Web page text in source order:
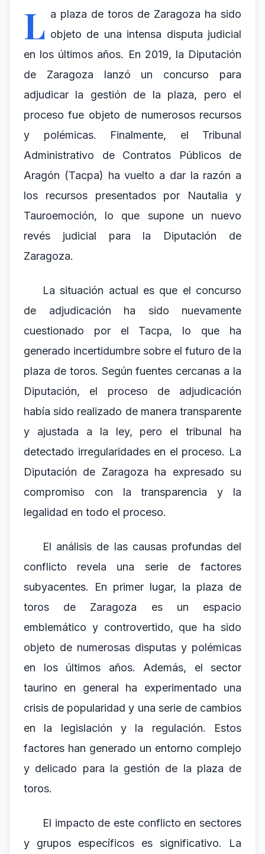
L a plaza de toros de Zaragoza ha sido
objeto de una intensa disputa judicial
en los últimos años. En 2019, la Diputación
de Zaragoza lanzó un concurso para
adjudicar la gestión de la plaza, pero el
proceso fue objeto de numerosos recursos
y polémicas. Finalmente, el Tribunal
Administrativo de Contratos Públicos de
Aragón (Tacpa) ha vuelto a dar la razón a
los recursos presentados por Nautalia y
Tauroemoción, lo que supone un nuevo
revés judicial para la Diputación de
Zaragoza.
La situación actual es que el concurso
de adjudicación ha sido nuevamente
cuestionado por el Tacpa, lo que ha
generado incertidumbre sobre el futuro de la
plaza de toros. Según fuentes cercanas a la
Diputación, el proceso de adjudicación
había sido realizado de manera transparente
y ajustada a la ley, pero el tribunal ha
detectado irregularidades en el proceso. La
Diputación de Zaragoza ha expresado su
compromiso con la transparencia y la
legalidad en todo el proceso.
El análisis de las causas profundas del
conflicto revela una serie de factores
subyacentes. En primer lugar, la plaza de
toros de Zaragoza es un espacio
emblemático y controvertido, que ha sido
objeto de numerosas disputas y polémicas
en los últimos años. Además, el sector
taurino en general ha experimentado una
crisis de popularidad y una serie de cambios
en la legislación y la regulación. Estos
factores han generado un entorno complejo
y delicado para la gestión de la plaza de
toros.
El impacto de este conflicto en sectores
y grupos específicos es significativo. La